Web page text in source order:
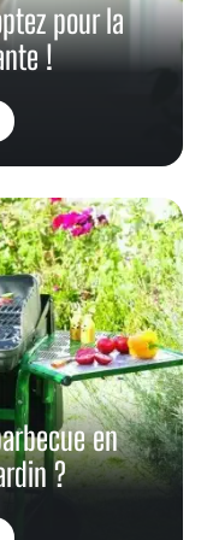
pour la
!
en
?